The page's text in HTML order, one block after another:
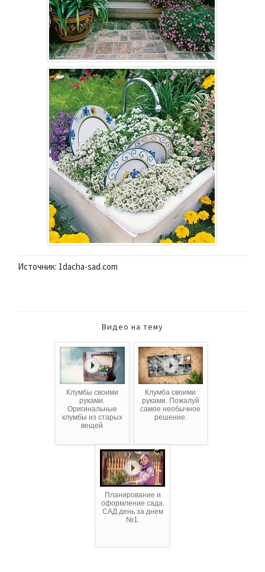
Источник: 1dacha-sad.com
Видео на тему
Клумбы своими
руками.
Оригинальные
клумбы из старых
вещей
Клумба своими
руками. Пожалуй
самое необычное
решение.
Планирование и
оформление сада.
САД день за днем
№1.